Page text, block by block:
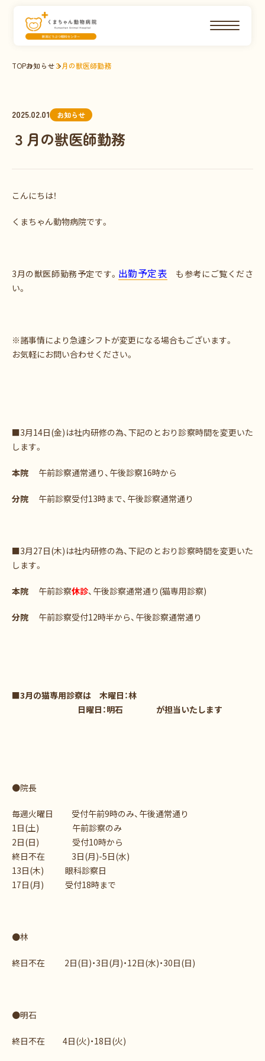
TOPお知らせ３月の獣医師勤務
2025.02.01 お知らせ
３月の獣医師勤務
こんにちは！
くまちゃん動物病院です。
3月の獣医師勤務予定です。 出勤予定表 も参考にご覧くださ
い。
※諸事情により急遽シフトが変更になる場合もございます。
お気軽にお問い合わせください。
■3月14日(金)は社内研修の為、下記のとおり診察時間を変更いた
します。
本院 午前診察通常通り、午後診察16時から
分院 午前診察受付13時まで、午後診察通常通り
■3月27日(木)は社内研修の為、下記のとおり診察時間を変更いた
します。
本院 午前診察休診、午後診察通常通り(猫専用診察)
分院 午前診察受付12時半から、午後診察通常通り
■3月の猫専用診察は 木曜日：林
日曜日：明石 が担当いたします
●院長
毎週火曜日 受付午前9時のみ、午後通常通り
1日(土) 午前診察のみ
2日(日) 受付10時から
終日不在 3日(月)-5日(水)
13日(木) 眼科診察日
17日(月) 受付18時まで
●林
終日不在 2日(日)・3日(月)・12日(水)・30日(日)
●明石
終日不在 4日(火)・18日(火)